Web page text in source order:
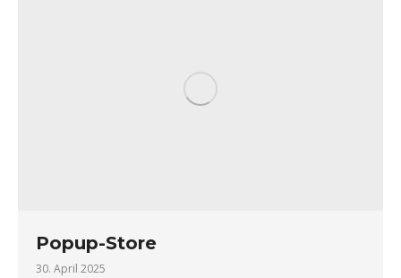
Popup-Store
30. April 2025